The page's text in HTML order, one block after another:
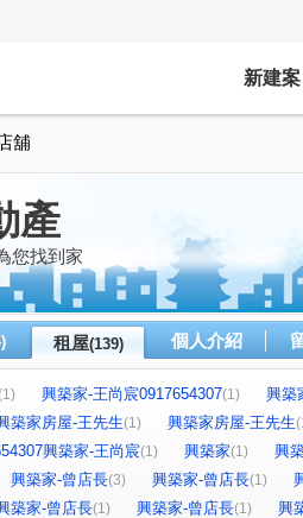
新建案
舖
產
您找到家
租屋(139) 個人介紹
興築家-王尚宸0917654307(1)
興築
築家房屋-王先生(1) 興築家房屋-王先生
興築家-王尚宸(1) 興築家(1)
興
興築家-曾店長(3) 興築家-曾店長(1)
築家-曾店長(1) 興築家-曾店長(1)
興